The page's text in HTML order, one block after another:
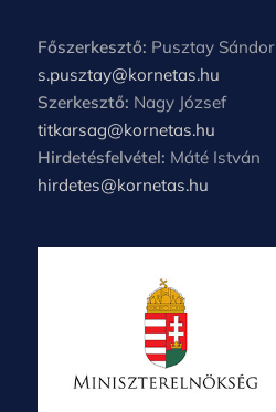
Főszerkesztő: Pusztay Sándor
s.pusztay@kornetas.hu
Szerkesztő: Nagy József
titkarsag@kornetas.hu
Hirdetésfelvétel: Máté István
hirdetes@kornetas.hu